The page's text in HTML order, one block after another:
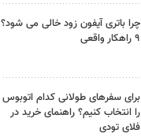
چرا باتری آیفون زود خالی می شود؟
۹ راهکار واقعی
برای سفرهای طولانی کدام اتوبوس
را انتخاب کنیم؟ راهنمای خرید در
فلای تودی